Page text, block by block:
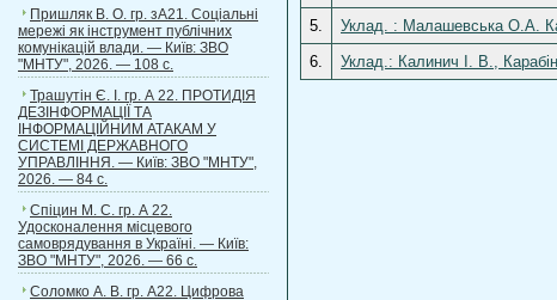
Пришляк В. О. гр. зА21. Соціальні
мережі як інструмент публічних
комунікацій влади. — Київ: ЗВО
"МНТУ", 2026. — 108 с.
Трашутін Є. І. гр. А 22. ПРОТИДІЯ
ДЕЗІНФОРМАЦІЇ ТА
ІНФОРМАЦІЙНИМ АТАКАМ У
СИСТЕМІ ДЕРЖАВНОГО
УПРАВЛІННЯ. — Київ: ЗВО "МНТУ",
2026. — 84 с.
Спіцин М. С. гр. А 22.
Удосконалення місцевого
самоврядування в Україні. — Київ:
ЗВО "МНТУ", 2026. — 66 с.
Соломко А. В. гр. А22. Цифрова
5.
Уклад. : Малашевська О.А.
6.
Уклад.: Калинич І. В.,